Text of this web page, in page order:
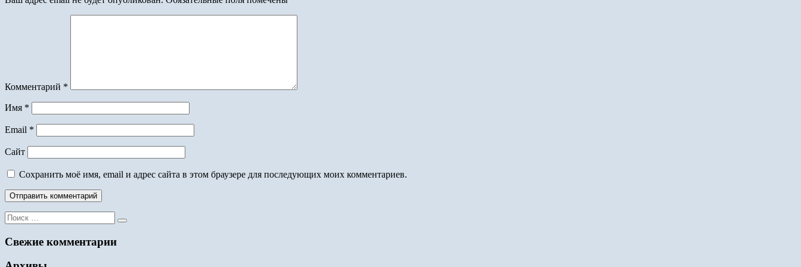
Комментарий *
Имя *
Email *
Сайт
Сохранить моё имя, email и адрес сайта в этом браузере для последующих моих комментариев.
Поиск
для:
Свежие комментарии